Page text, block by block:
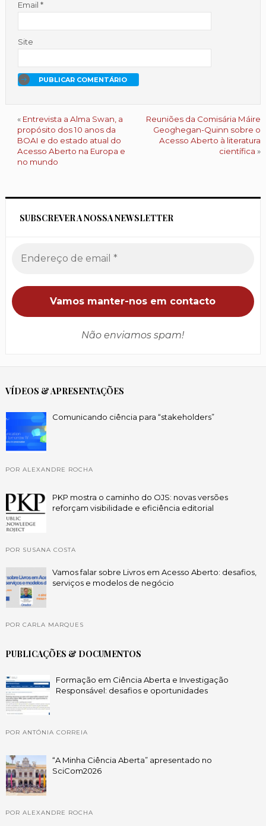
Email *
Site
« Entrevista a Alma Swan, a
propósito dos 10 anos da
BOAI e do estado atual do
Acesso Aberto na Europa e
no mundo
Reuniões da Comisária Máire
Geoghegan-Quinn sobre o
Acesso Aberto à literatura
científica »
SUBSCREVER A NOSSA NEWSLETTER
Não enviamos spam!
VÍDEOS & APRESENTAÇÕES
Comunicando ciência para “stakeholders”
POR ALEXANDRE ROCHA
PKP mostra o caminho do OJS: novas versões
reforçam visibilidade e eficiência editorial
POR SUSANA COSTA
Vamos falar sobre Livros em Acesso Aberto: desafios,
serviços e modelos de negócio
POR CARLA MARQUES
PUBLICAÇÕES & DOCUMENTOS
Formação em Ciência Aberta e Investigação
Responsável: desafios e oportunidades
POR ANTÓNIA CORREIA
“A Minha Ciência Aberta” apresentado no
SciCom2026
POR ALEXANDRE ROCHA